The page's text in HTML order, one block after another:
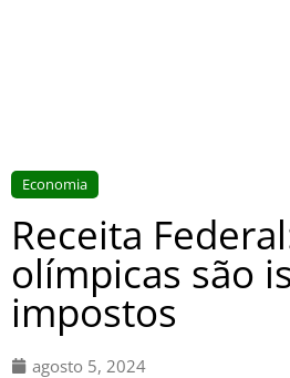
Economia
Receita
olímpicas são
impostos
agosto 5, 2024